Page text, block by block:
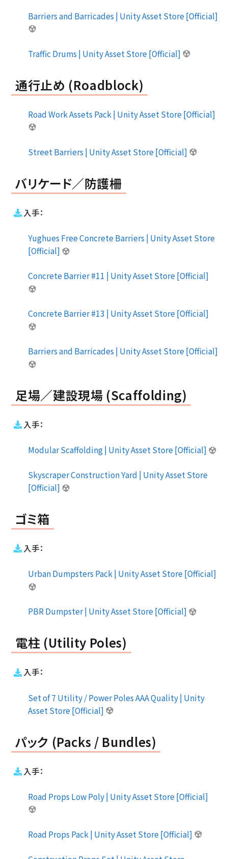
Barriers and Barricades | Unity Asset Store [Official]
Traffic Drums | Unity Asset Store [Official]
通行止め (Roadblock)
Road Work Assets Pack | Unity Asset Store [Official]
Street Barriers | Unity Asset Store [Official]
バリケード／防護柵
入手：
Yughues Free Concrete Barriers | Unity Asset Store
[Official]
Concrete Barrier #11 | Unity Asset Store [Official]
Concrete Barrier #13 | Unity Asset Store [Official]
Barriers and Barricades | Unity Asset Store [Official]
足場／建設現場 (Scaffolding)
入手：
Modular Scaffolding | Unity Asset Store [Official]
Skyscraper Construction Yard | Unity Asset Store
[Official]
ゴミ箱
入手：
Urban Dumpsters Pack | Unity Asset Store [Official]
PBR Dumpster | Unity Asset Store [Official]
電柱 (Utility Poles)
入手：
Set of 7 Utility / Power Poles AAA Quality | Unity
Asset Store [Official]
パック (Packs / Bundles)
入手：
Road Props Low Poly | Unity Asset Store [Official]
Road Props Pack | Unity Asset Store [Official]